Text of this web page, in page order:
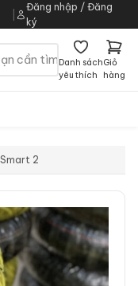
Đăng nhập / Đăng
ký
Danh sách
yêu thích
Giỏ
hàng
2